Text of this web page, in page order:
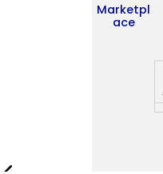
Marketpl
ace